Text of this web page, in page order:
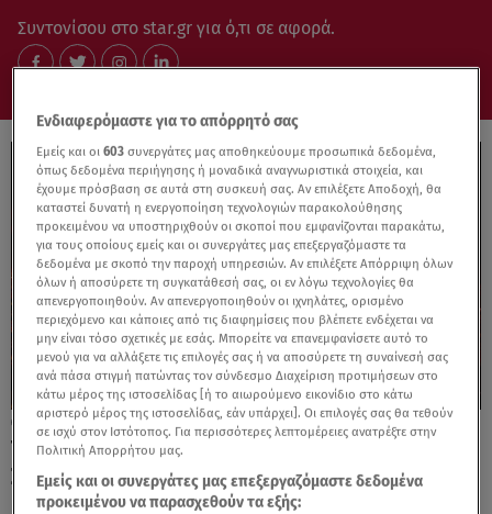
Συντονίσου στο star.gr για ό,τι σε αφορά.
10.06.26, 16:43
Το Full Circle επιστρέφει στο Πάρκο
Στρατού στις 27 Ιουνίου
Ενδιαφερόμαστε για το απόρρητό σας
Εμείς και οι603 συνεργάτες μας αποθηκεύουμε προσωπικά δεδομένα,
όπως δεδομένα περιήγησης ή μοναδικά αναγνωριστικά στοιχεία, και
έχουμε πρόσβαση σε αυτά στη συσκευή σας. Αν επιλέξετε Αποδοχή, θα
καταστεί δυνατή η ενεργοποίηση τεχνολογιών παρακολούθησης
προκειμένου να υποστηριχθούν οι σκοποί που εμφανίζονται παρακάτω,
για τους οποίους εμείς και οι συνεργάτες μας επεξεργαζόμαστε τα
δεδομένα με σκοπό την παροχή υπηρεσιών. Αν επιλέξετε Απόρριψη όλων
όλων ή αποσύρετε τη συγκατάθεσή σας, οι εν λόγω τεχνολογίες θα
απενεργοποιηθούν. Αν απενεργοποιηθούν οι ιχνηλάτες, ορισμένο
περιεχόμενο και κάποιες από τις διαφημίσεις που βλέπετε ενδέχεται να
μην είναι τόσο σχετικές με εσάς. Μπορείτε να επανεμφανίσετε αυτό το
μενού για να αλλάξετε τις επιλογές σας ή να αποσύρετε τη συναίνεσή σας
ανά πάσα στιγμή πατώντας τον σύνδεσμο Διαχείριση προτιμήσεων στο
κάτω μέρος της ιστοσελίδας [ή το αιωρούμενο εικονίδιο στο κάτω
αριστερό μέρος της ιστοσελίδας, εάν υπάρχει]. Οι επιλογές σας θα τεθούν
σε ισχύ στον Ιστότοπος. Για περισσότερες λεπτομέρειες ανατρέξτε στην
Πολιτική Απορρήτου μας.
Εμείς και οι συνεργάτες μας επεξεργαζόμαστε δεδομένα
προκειμένου να παρασχεθούν τα εξής: